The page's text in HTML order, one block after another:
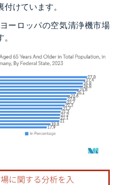
けています。
ーロッパの空気清浄機市場
CC BY 4.0の表示が必要です。